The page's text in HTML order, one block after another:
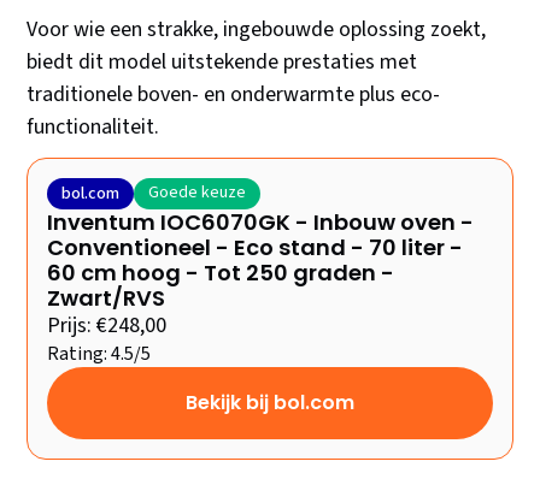
Voor wie een strakke, ingebouwde oplossing zoekt,
biedt dit model uitstekende prestaties met
traditionele boven- en onderwarmte plus eco-
functionaliteit.
bol.com Goede keuze
Inventum IOC6070GK - Inbouw oven -
Conventioneel - Eco stand - 70 liter -
60 cm hoog - Tot 250 graden -
Zwart/RVS
Prijs: €248,00
Rating: 4.5/5
Bekijk bij bol.com